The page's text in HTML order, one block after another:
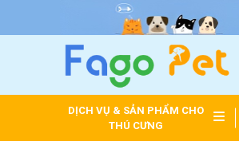
DỊCH VỤ & SẢN PHẨM CHO
THÚ CƯNG